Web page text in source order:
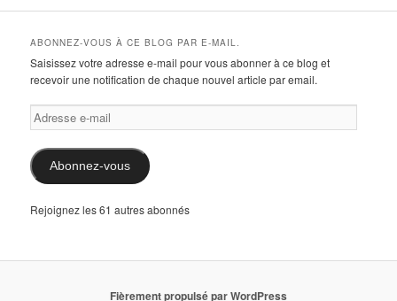
ABONNEZ-VOUS À CE BLOG PAR E-MAIL.
Saisissez votre adresse e-mail pour vous abonner à ce blog et
recevoir une notification de chaque nouvel article par email.
Adresse
e-
mail
Abonnez-vous
Rejoignez les 61 autres abonnés
Fièrement propulsé par WordPress